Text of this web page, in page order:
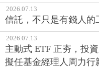
2026.07.13
信託，不只是有錢人
2026.07.13
主動式 ETF 正夯，投
擬任基金經理人周力行